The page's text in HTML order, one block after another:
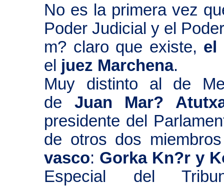
No es la primera vez
Poder Judicial y el
m? claro que existe, el
el juez Marchena.
Muy distinto al de
de
Juan Mar?
presidente del
de otros dos
vasco: Gorka Kn?r y
Especial del